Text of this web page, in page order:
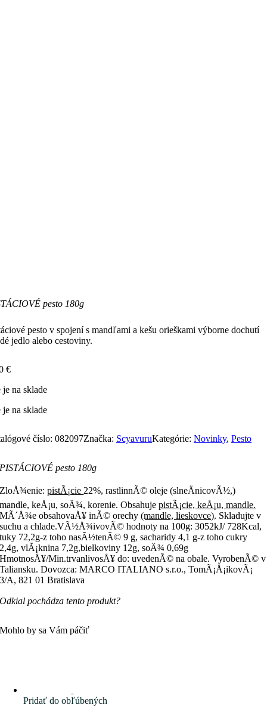
pesto 180g
pesto v spojení s mandľami a kešu orieškami výborne dochutí
jedlo alebo cestoviny.
€
je na sklade
je na sklade
číslo: 082097Značka: ScyavuruKategórie: Novinky, Pesto
PISTÁCIOVÉ pesto 180g
ZloÅ¾enie:pistÃ¡cie 22%, rastlinnÃ© oleje (slneÄnicovÃ½,)
mandle, keÅ¡u, soÄ¾, korenie. ObsahujepistÃ¡cie, keÅ¡u, mandle.
MÃ´Å¾e obsahovaÅ¥ inÃ© orechy(mandle, lieskovce). Skladujte v
suchu a chlade.VÃ½Å¾ivovÃ© hodnoty na 100g: 3052kJ/ 728Kcal,
tuky 72,2g-z toho nasÃ½tenÃ© 9 g, sacharidy 4,1 g-z toho cukry
2,4g, vlÃ¡knina 7,2g,bielkoviny 12g, soÄ¾ 0,69g
HmotnosÅ¥/Min.trvanlivosÅ¥ do: uvedenÃ© na obale. VyrobenÃ© v
Taliansku. Dovozca: MARCO ITALIANO s.r.o., TomÃ¡Å¡ikovÃ¡
3/A, 821 01 Bratislava
Odkial pochádza tento produkt?
Mohlo by sa Vám páčiť
Pridať do obľúbených